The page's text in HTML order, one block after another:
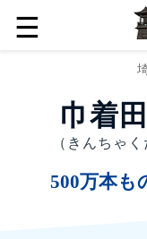
☰
巾着
（きんちゃ
500万本も